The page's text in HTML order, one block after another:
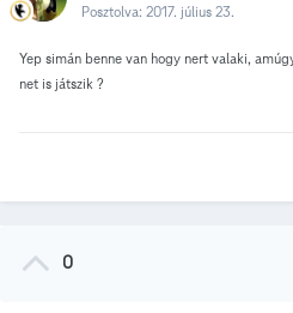
Posztolva: 2017. július 23.
Yep simán benne van hogy nert valaki,
net is játszik ?
0